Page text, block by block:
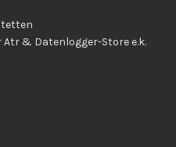
& Datenlogger-Store e.k.